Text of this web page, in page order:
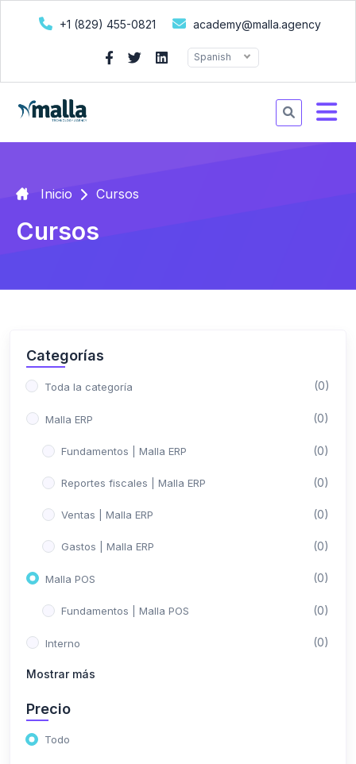
+1 (829) 455-0821 academy@malla.agency
Spanish
Inicio Cursos
Cursos
Categorías
Toda la categoría (0)
Malla ERP (0)
Fundamentos | Malla ERP (0)
Reportes fiscales | Malla ERP (0)
Ventas | Malla ERP (0)
Gastos | Malla ERP (0)
Malla POS (0)
Fundamentos | Malla POS (0)
Interno (0)
Desarrollo
General
Mostrar más
Precio
Todo